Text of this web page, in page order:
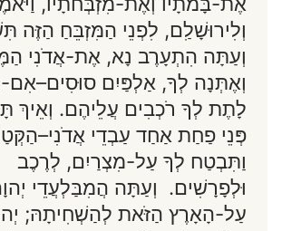
וְלִירוּשָׁלִַם, לִפְנֵי הַמִּזְבֵּחַ הַזֶּה
וְעַתָּה הִתְעָרֶב נָא, אֶת-אֲדֹנִי
וְאֶתְּנָה לְךָ, אַלְפַּיִם
לָתֶת לְךָ רֹכְבִים עֲלֵיהֶם. וְאֵיךְ
פְּנֵי פַחַת אַחַד עַבְדֵי
וַתִּבְטַח לְךָ עַל-מִצְרַיִם, לְרֶכֶב
וּלְפָרָשִׁים. וְעַתָּה הֲמִבַּלְעֲדֵי
עַל-הָאָרֶץ הַזֹּאת לְהַשְׁחִיתָהּ;